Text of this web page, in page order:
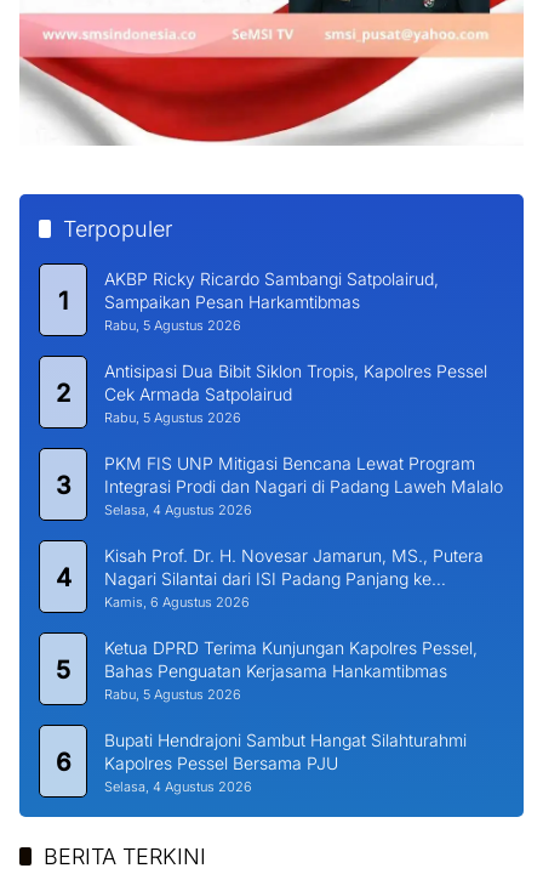
Terpopuler
1
AKBP Ricky Ricardo Sambangi Satpolairud,
Sampaikan Pesan Harkamtibmas
Rabu, 5 Agustus 2026
2
Antisipasi Dua Bibit Siklon Tropis, Kapolres Pessel
Cek Armada Satpolairud
Rabu, 5 Agustus 2026
3
PKM FIS UNP Mitigasi Bencana Lewat Program
Integrasi Prodi dan Nagari di Padang Laweh Malalo
Selasa, 4 Agustus 2026
4
Kisah Prof. Dr. H. Novesar Jamarun, MS., Putera
Nagari Silantai dari ISI Padang Panjang ke
Universitas Dharma Andalas
Kamis, 6 Agustus 2026
5
Ketua DPRD Terima Kunjungan Kapolres Pessel,
Bahas Penguatan Kerjasama Hankamtibmas
Rabu, 5 Agustus 2026
6
Bupati Hendrajoni Sambut Hangat Silahturahmi
Kapolres Pessel Bersama PJU
Selasa, 4 Agustus 2026
BERITA TERKINI